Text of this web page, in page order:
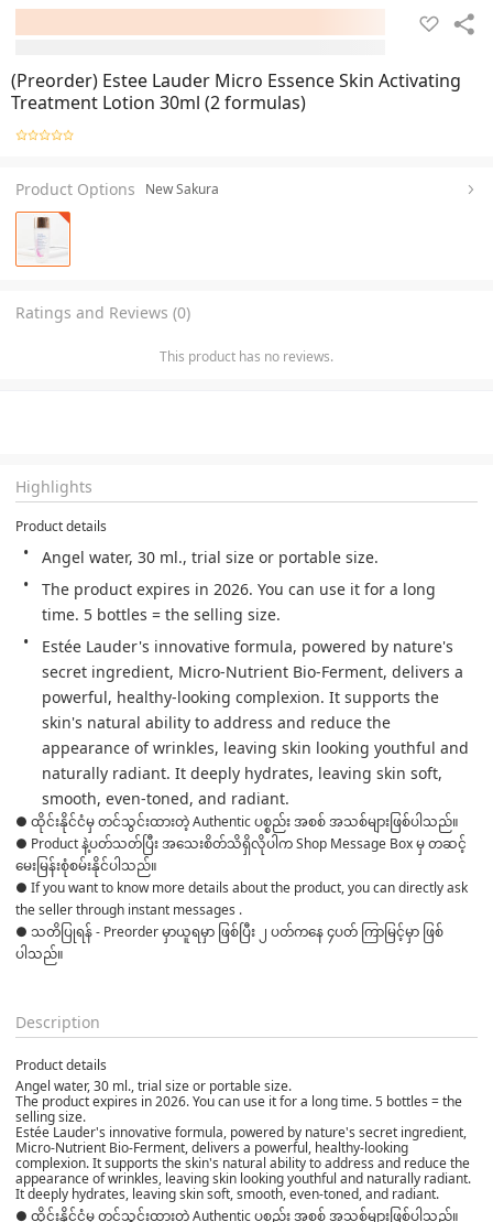
(Preorder) Estee Lauder Micro Essence Skin Activating
Treatment Lotion 30ml (2 formulas)
Product Options New Sakura
Ratings and Reviews (0)
This product has no reviews.
Highlights
Product details
Angel water, 30 ml., trial size or portable size.
The product expires in 2026. You can use it for a long
time. 5 bottles = the selling size.
Estée Lauder's innovative formula, powered by nature's
secret ingredient, Micro-Nutrient Bio-Ferment, delivers a
powerful, healthy-looking complexion. It supports the
skin's natural ability to address and reduce the
appearance of wrinkles, leaving skin looking youthful and
naturally radiant. It deeply hydrates, leaving skin soft,
smooth, even-toned, and radiant.
● ထိုင်းနိုင်ငံမှ တင်သွင်းထားတဲ့ Authentic ပစ္စည်း အစစ် အသစ်များဖြစ်ပါသည်။
● Product နဲ့ပတ်သတ်ပြီး အသေးစိတ်သိရှိလိုပါက Shop Message Box မှ တဆင့်
မေးမြန်းစုံစမ်းနိုင်ပါသည်။
● If you want to know more details about the product, you can directly ask
the seller through instant messages .
● သတိပြုရန် - Preorder မှာယူရမှာ ဖြစ်ပြီး ၂ ပတ်ကနေ ၄ပတ် ကြာမြင့်မှာ ဖြစ်
ပါသည်။
Description
Product details
Angel water, 30 ml., trial size or portable size.
The product expires in 2026. You can use it for a long time. 5 bottles = the
selling size.
Estée Lauder's innovative formula, powered by nature's secret ingredient,
Micro-Nutrient Bio-Ferment, delivers a powerful, healthy-looking
complexion. It supports the skin's natural ability to address and reduce the
appearance of wrinkles, leaving skin looking youthful and naturally radiant.
It deeply hydrates, leaving skin soft, smooth, even-toned, and radiant.
● ထိုင်းနိုင်ငံမှ တင်သွင်းထားတဲ့ Authentic ပစ္စည်း အစစ် အသစ်များဖြစ်ပါသည်။